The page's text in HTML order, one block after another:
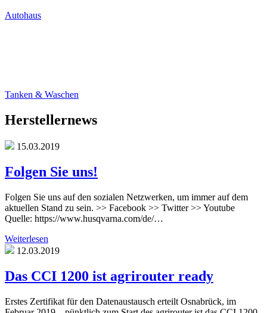
Autohaus
Tanken & Waschen
Herstellernews
15.03.2019
Folgen Sie uns!
Folgen Sie uns auf den sozialen Netzwerken, um immer auf dem
aktuellen Stand zu sein. >> Facebook >> Twitter >> Youtube
Quelle: https://www.husqvarna.com/de/…
Weiterlesen
12.03.2019
Das CCI 1200 ist agrirouter ready
Erstes Zertifikat für den Datenaustausch erteilt Osnabrück, im